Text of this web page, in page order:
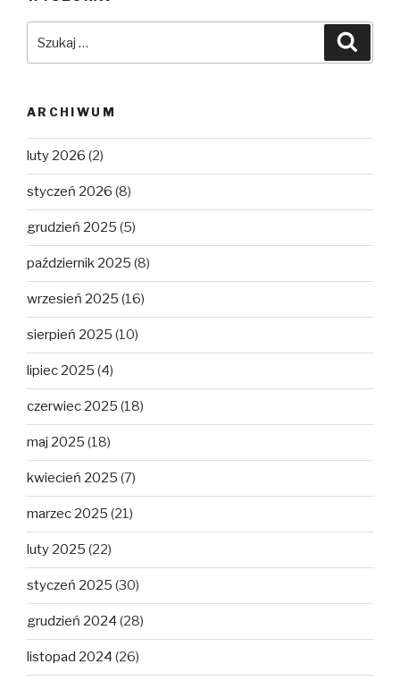
ARCHIWUM
luty 2026 (2)
styczeń 2026 (8)
grudzień 2025 (5)
październik 2025 (8)
wrzesień 2025 (16)
sierpień 2025 (10)
lipiec 2025 (4)
czerwiec 2025 (18)
maj 2025 (18)
kwiecień 2025 (7)
marzec 2025 (21)
luty 2025 (22)
styczeń 2025 (30)
grudzień 2024 (28)
listopad 2024 (26)